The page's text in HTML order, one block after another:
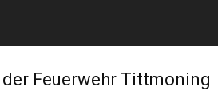
Feuerwehr Tittmoning